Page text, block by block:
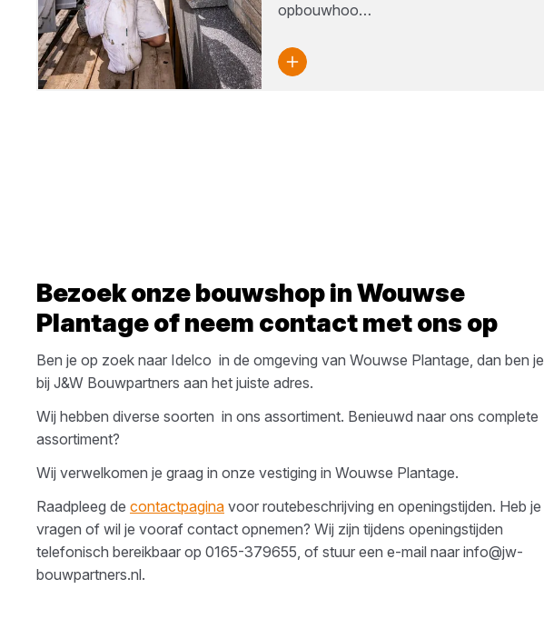
opbouwhoo…
Bezoek onze bouwshop inWouwse
Plantageof neem contact met ons op
Ben je op zoek naar Idelco in de omgeving van Wouwse Plantage, dan ben je
bij J&W Bouwpartners aan het juiste adres.
Wij hebben diverse soorten in ons assortiment. Benieuwd naar ons complete
assortiment?
Wij verwelkomen je graag in onze vestiging in Wouwse Plantage.
Raadpleeg de contactpagina voor routebeschrijving en openingstijden. Heb je
vragen of wil je vooraf contact opnemen? Wij zijn tijdens openingstijden
telefonisch bereikbaar op 0165-379655, of stuur een e-mail naar info@jw-
bouwpartners.nl.